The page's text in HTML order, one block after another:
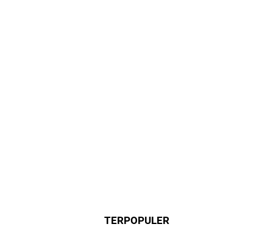
TERPOPULER